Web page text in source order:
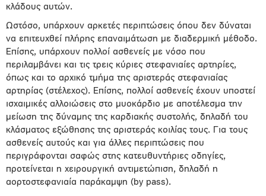
κλάδους αυτών.
Ωστόσο, υπάρχουν αρκετές περιπτώσεις όπου δεν δύναται
να επιτευχθεί πλήρης επαναιμάτωση με διαδερμική μέθοδο.
Επίσης, υπάρχουν πολλοί ασθενείς με νόσο που
περιλαμβάνει και τις τρεις κύριες στεφανιαίες αρτηρίες,
όπως και το αρχικό τμήμα της αριστεράς στεφανιαίας
αρτηρίας (στέλεχος). Επίσης, πολλοί ασθενείς έχουν υποστεί
ισχαιμικές αλλοιώσεις στο μυοκάρδιο με αποτέλεσμα την
μείωση της δύναμης της καρδιακής συστολής, δηλαδή του
κλάσματος εξώθησης της αριστεράς κοιλίας τους. Για τους
ασθενείς αυτούς και για άλλες περιπτώσεις που
περιγράφονται σαφώς στης κατευθυντήριες οδηγίες,
προτείνεται η χειρουργική αντιμετώπιση, δηλαδή η
αορτοστεφανιαία παράκαμψη (by pass).